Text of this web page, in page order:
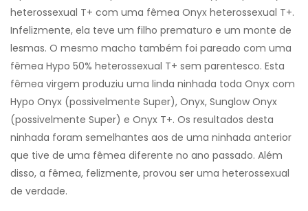
heterossexual T+ com uma fêmea Onyx heterossexual T+.
Infelizmente, ela teve um filho prematuro e um monte de
lesmas. O mesmo macho também foi pareado com uma
fêmea Hypo 50% heterossexual T+ sem parentesco. Esta
fêmea virgem produziu uma linda ninhada toda Onyx com
Hypo Onyx (possivelmente Super), Onyx, Sunglow Onyx
(possivelmente Super) e Onyx T+. Os resultados desta
ninhada foram semelhantes aos de uma ninhada anterior
que tive de uma fêmea diferente no ano passado. Além
disso, a fêmea, felizmente, provou ser uma heterossexual
de verdade.